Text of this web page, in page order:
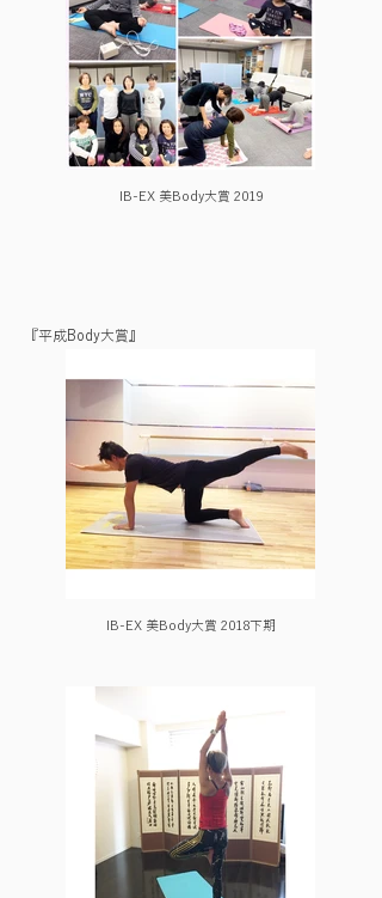
IB-EX 美Body大賞 2019
​『平成Body大賞』
IB-EX 美Body大賞 2018下期